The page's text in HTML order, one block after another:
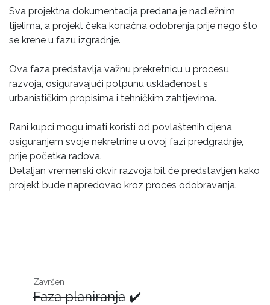
Sva projektna dokumentacija predana je nadležnim
tijelima, a projekt čeka konačna odobrenja prije nego što
se krene u fazu izgradnje.
Ova faza predstavlja važnu prekretnicu u procesu
razvoja, osiguravajući potpunu usklađenost s
urbanističkim propisima i tehničkim zahtjevima.
Rani kupci mogu imati koristi od povlaštenih cijena
osiguranjem svoje nekretnine u ovoj fazi predgradnje,
prije početka radova.
Detaljan vremenski okvir razvoja bit će predstavljen kako
projekt bude napredovao kroz proces odobravanja.
Završen
Faza planiranja ✔️